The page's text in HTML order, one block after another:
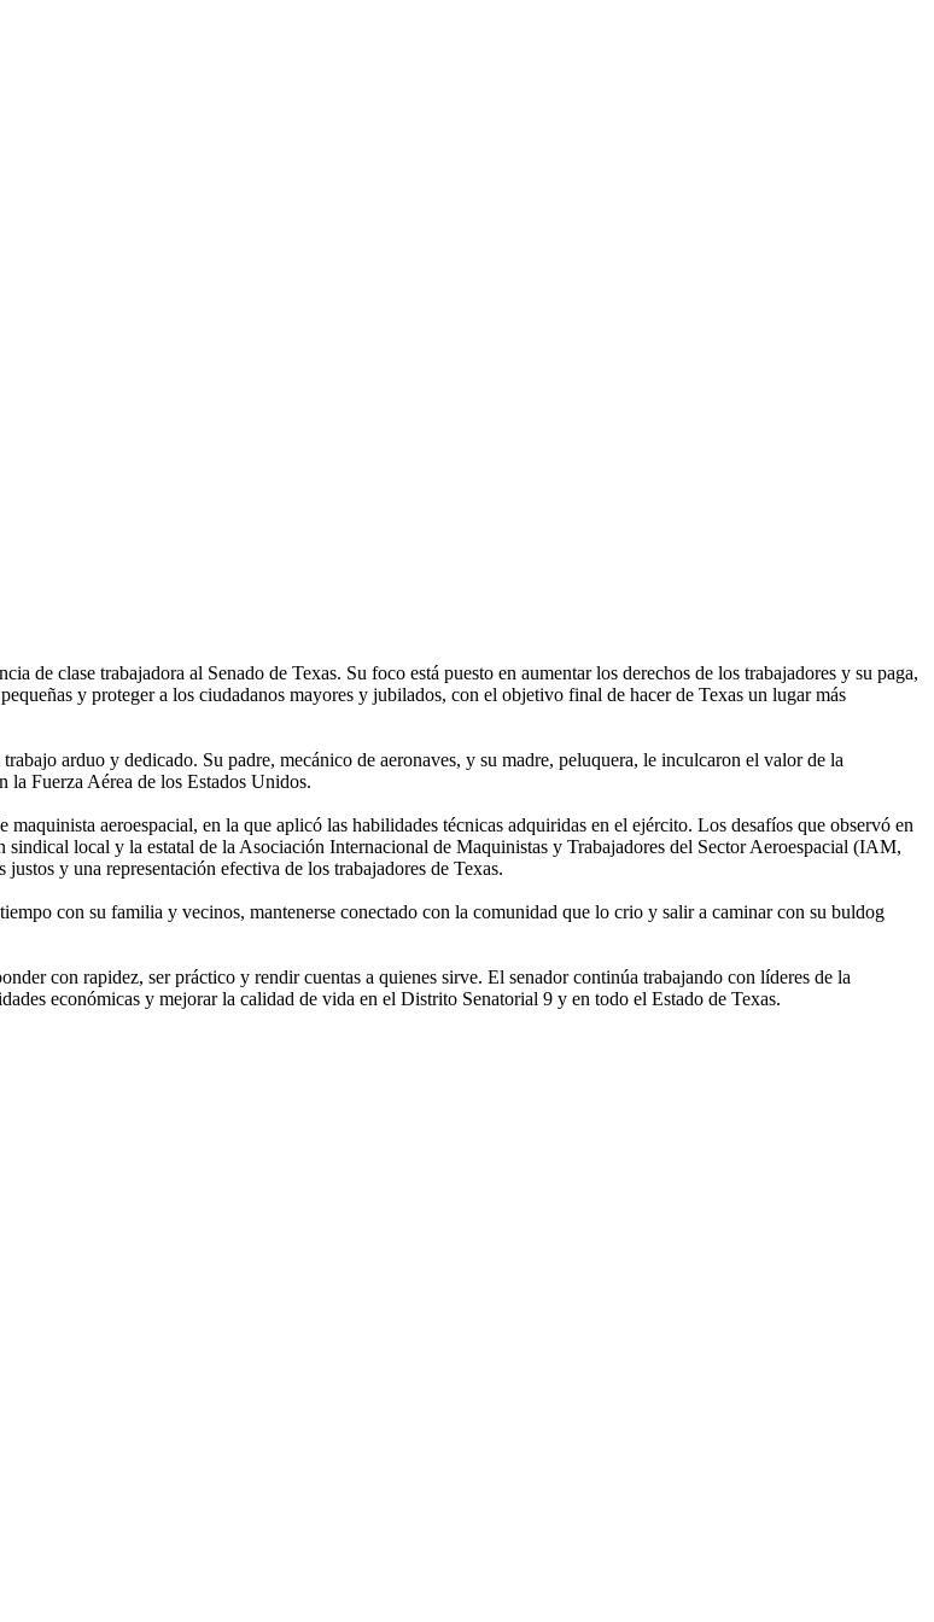
de clase trabajadora al Senado de Texas. Su foco está puesto en aumentar los derechos de los trabajadores y su paga,
y proteger a los ciudadanos mayores y jubilados, con el objetivo final de hacer de Texas un lugar más
arduo y dedicado. Su padre, mecánico de aeronaves, y su madre, peluquera, le inculcaron el valor de la
la Fuerza Aérea de los Estados Unidos.
aeroespacial, en la que aplicó las habilidades técnicas adquiridas en el ejército. Los desafíos que observó en
local y la estatal de la Asociación Internacional de Maquinistas y Trabajadores del Sector Aeroespacial (IAM,
y una representación efectiva de los trabajadores de Texas.
con su familia y vecinos, mantenerse conectado con la comunidad que lo crio y salir a caminar con su buldog
con rapidez, ser práctico y rendir cuentas a quienes sirve. El senador continúa trabajando con líderes de la
económicas y mejorar la calidad de vida en el Distrito Senatorial 9 y en todo el Estado de Texas.